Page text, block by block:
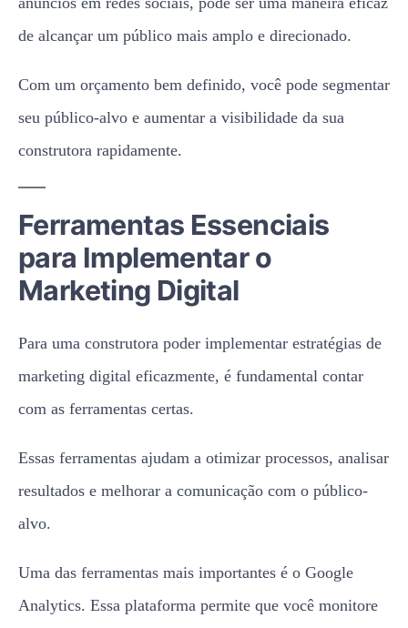
de alcançar um público mais amplo e direcionado.
Com um orçamento bem definido, você pode segmentar
seu público-alvo e aumentar a visibilidade da sua
construtora rapidamente.
Ferramentas Essenciais
para Implementar o
Marketing Digital
Para uma construtora poder implementar estratégias de
marketing digital eficazmente, é fundamental contar
com as ferramentas certas.
Essas ferramentas ajudam a otimizar processos, analisar
resultados e melhorar a comunicação com o público-
alvo.
Uma das ferramentas mais importantes é o Google
Analytics. Essa plataforma permite que você monitore